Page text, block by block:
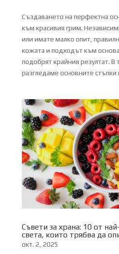
Създаването на перфектна
към красивия грим.
или имате малко опит,
кожата и подходът към
подобрят крайния резултат. В
разгледаме основните стъпки
Съвети за храна: 10 от
света, които трябва да
окт. 2, 2025